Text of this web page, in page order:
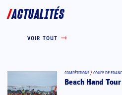
ACTUALITÉS
VOIR TOUT
COMPÉTITIONS / COUPE DE
Beach Hand